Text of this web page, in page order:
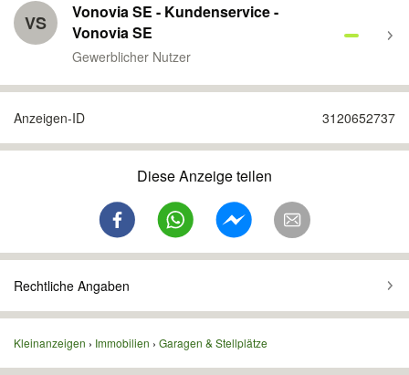
VS
Vonovia SE - Kundenservice -
Vonovia SE
Gewerblicher Nutzer
Anzeigen-ID 3120652737
Diese Anzeige teilen
Rechtliche Angaben
Kleinanzeigen Immobilien Garagen & Stellplätze